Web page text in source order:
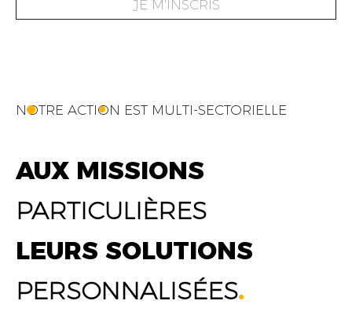
JE M’INSCRIS
NOTRE ACTION EST MULTI-SECTORIELLE
AUX MISSIONS
PARTICULIÈRES
LEURS SOLUTIONS
PERSONNALISÉES.